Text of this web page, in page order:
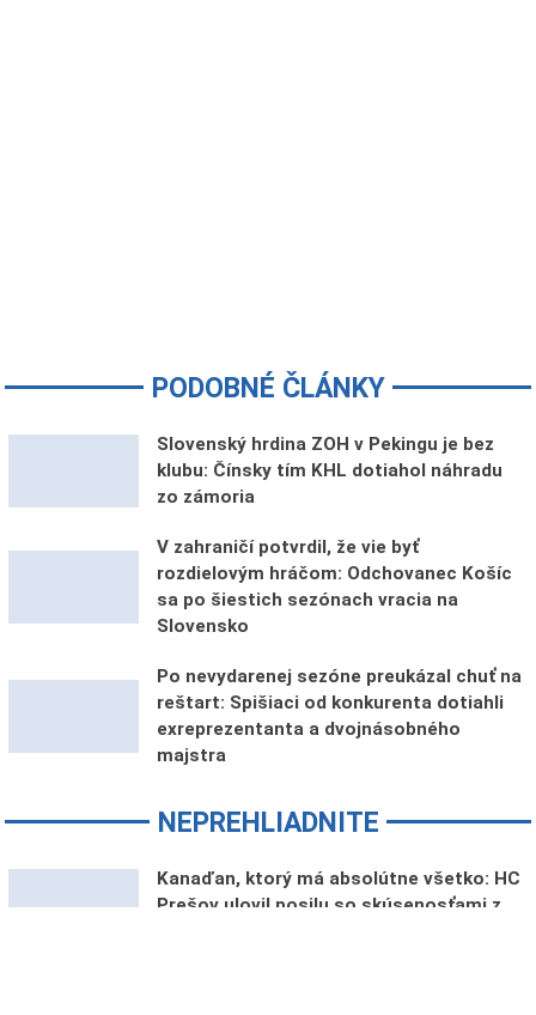
PODOBNÉ ČLÁNKY
Slovenský hrdina ZOH v Pekingu je bez
klubu: Čínsky tím KHL dotiahol náhradu
zo zámoria
V zahraničí potvrdil, že vie byť
rozdielovým hráčom: Odchovanec Košíc
sa po šiestich sezónach vracia na
Slovensko
Po nevydarenej sezóne preukázal chuť na
reštart: Spišiaci od konkurenta dotiahli
exreprezentanta a dvojnásobného
majstra
NEPREHLIADNITE
Kanaďan, ktorý má absolútne všetko: HC
Prešov ulovil posilu so skúsenosťami z